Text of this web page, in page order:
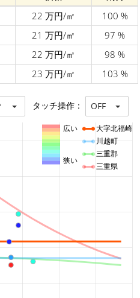
22 万円/㎡
100 %
21 万円/㎡
97 %
22 万円/㎡
98 %
23 万円/㎡ 103 %
タッチ操作： OFF
大字北福崎
川越町
三重郡
三重県
広い
狭い